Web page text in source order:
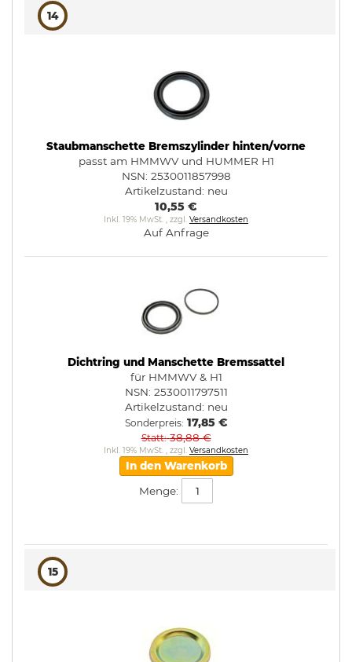
14
Staubmanschette Bremszylinder hinten/vorne
passt am HMMWV und HUMMER H1
NSN: 2530011857998
Artikelzustand: neu
10,55 €
Inkl. 19% MwSt. , zzgl. Versandkosten
Auf Anfrage
Dichtring und Manschette Bremssattel
für HMMWV & H1
NSN: 2530011797511
Artikelzustand: neu
Sonderpreis 17,85 €
Statt 38,88 €
Inkl. 19% MwSt. , zzgl. Versandkosten
In den Warenkorb
Menge:
15